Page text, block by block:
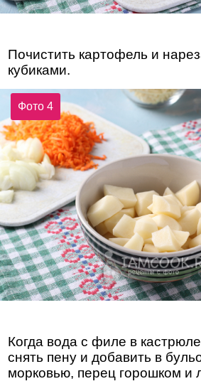
Почистить картофель и
кубиками.
Фото 4
Когда вода с филе в
снять пену и добавить в
морковью, перец горошком и